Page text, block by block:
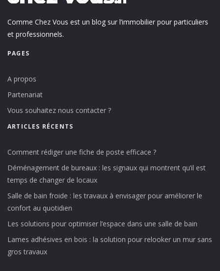
Comme Chez Vous est un blog sur l’immobilier pour particuliers
et professionnels.
PAGES
A propos
Partenariat
Vous souhaitez nous contacter ?
ARTICLES RÉCENTS
Comment rédiger une fiche de poste efficace ?
Déménagement de bureaux : les signaux qui montrent qu’il est
temps de changer de locaux
Salle de bain froide : les travaux à envisager pour améliorer le
confort au quotidien
Les solutions pour optimiser l’espace dans une salle de bain
Lames adhésives en bois : la solution pour relooker un mur sans
gros travaux